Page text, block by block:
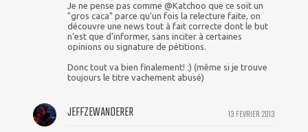
Je ne pense pas comme @Katchoo que ce soit un
"gros caca" parce qu'un fois la relecture faite, on
découvre une news tout à fait correcte dont le but
n'est que d'informer, sans inciter à certaines
opinions ou signature de pétitions.
Donc tout va bien finalement! :) (même si je trouve
toujours le titre vachement abusé)
13 FEVRIER 2013
JEFFZEWANDERER